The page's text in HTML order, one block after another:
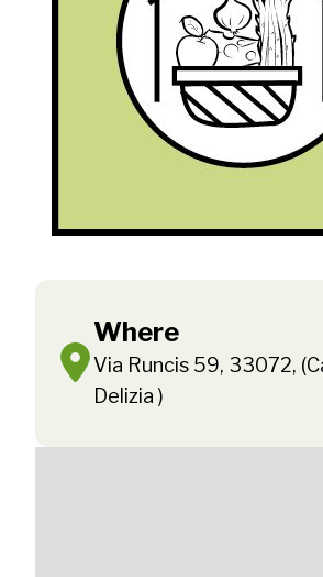
Where
Via Runcis 59, 33072,
Delizia )